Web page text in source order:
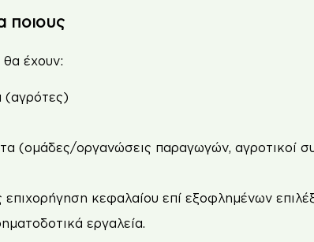
ποιους
έχουν:
(ομάδες/οργανώσεις παραγωγών, αγροτικοί
επιχορήγηση κεφαλαίου επί εξοφλημένων
εργαλεία.